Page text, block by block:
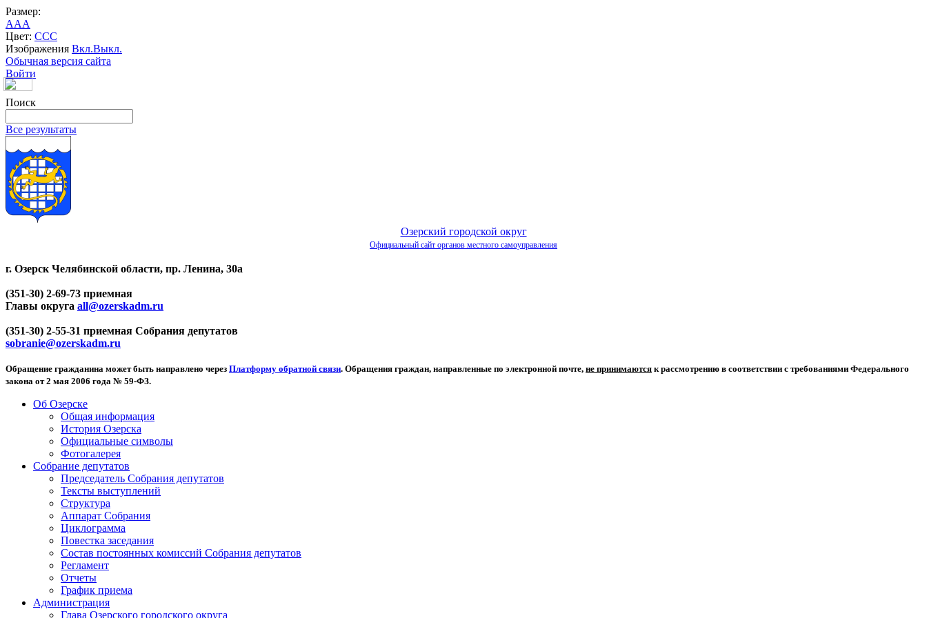
Размер:
AAA
Цвет: CCC
Изображения Вкл.Выкл.
Обычная версия сайта
Войти
Поиск
Все результаты
Озерский городской округ
Официальный сайт органов местного самоуправления
г. Озерск Челябинской области, пр. Ленина, 30а
(351-30) 2-69-73 приемная
Главы округа all@ozerskadm.ru
(351-30) 2-55-31 приемная Собрания депутатов
sobranie@ozerskadm.ru
Обращение гражданина может быть направлено через Платформу обратной связи. Обращения граждан, направленные по электронной почте, не принимаются к рассмотрению в соответствии с требованиями Федерального
закона от 2 мая 2006 года № 59-ФЗ.
Об Озерске
Общая информация
История Озерска
Официальные символы
Фотогалерея
Собрание депутатов
Председатель Собрания депутатов
Тексты выступлений
Структура
Аппарат Собрания
Циклограмма
Повестка заседания
Состав постоянных комиссий Собрания депутатов
Регламент
Отчеты
График приема
Администрация
Глава Озерского городского округа